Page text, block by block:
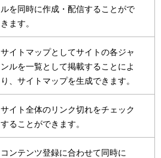
ルを同時に作成・配信することがで
きます。
サイトマップとしてサイトの各ジャ
ンルを一覧として掲載することによ
り、サイトマップを生成できます。
サイト全体のリンク切れをチェック
することができます。
コンテンツ登録に合わせて同時に